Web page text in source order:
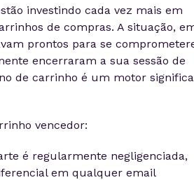
investindo cada vez mais em
de compras. A situação,
prontos para se
encerraram a sua sessão de
de carrinho é um motor
vencedor:
é regularmente negligenciada,
em qualquer email